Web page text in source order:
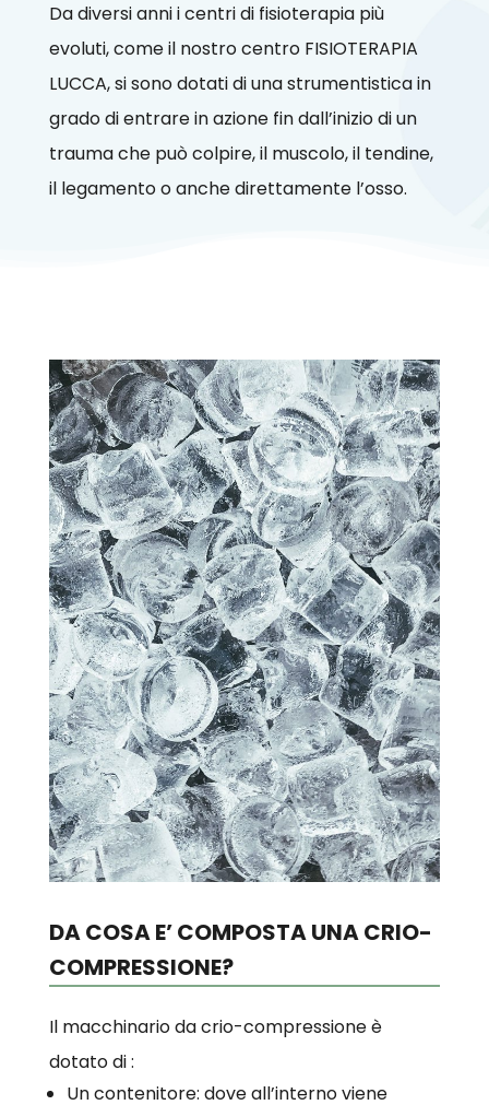
Da diversi anni i centri di fisioterapia più
evoluti, come il nostro centro FISIOTERAPIA
LUCCA, si sono dotati di una strumentistica in
grado di entrare in azione fin dall’inizio di un
trauma che può colpire, il muscolo, il tendine,
il legamento o anche direttamente l’osso.
DA COSA E’ COMPOSTA UNA CRIO-
COMPRESSIONE?
Il macchinario da crio-compressione è
dotato di :
Un contenitore: dove all’interno viene